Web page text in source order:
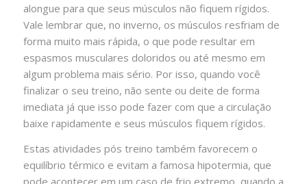
alongue para que seus músculos não fiquem rígidos.
Vale lembrar que, no inverno, os músculos resfriam de
forma muito mais rápida, o que pode resultar em
espasmos musculares doloridos ou até mesmo em
algum problema mais sério. Por isso, quando você
finalizar o seu treino, não sente ou deite de forma
imediata já que isso pode fazer com que a circulação
baixe rapidamente e seus músculos fiquem rígidos.
Estas atividades pós treino também favorecem o
equilíbrio térmico e evitam a famosa hipotermia, que
pode acontecer em um caso de frio extremo, quando a